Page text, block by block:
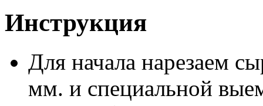
Инструкция
Для начала нарезаем
мм. и специальной